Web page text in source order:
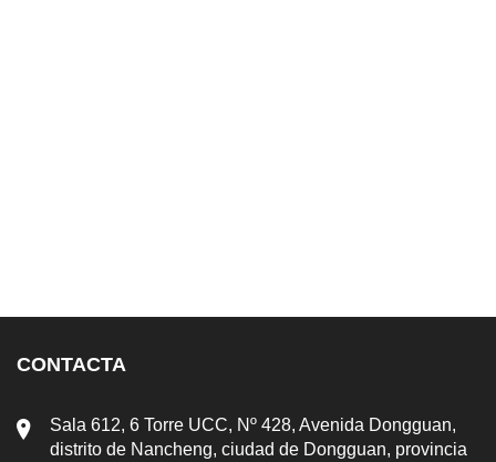
CONTACTA
Sala 612, 6 Torre UCC, Nº 428, Avenida Dongguan,
distrito de Nancheng, ciudad de Dongguan, provincia